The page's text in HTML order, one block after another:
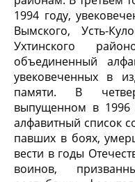
1994 году,
Вымского, Усть-
Ухтинского
объединенный
увековеченных в
памяти. В
выпущенном в 1996
алфавитный список
павших в боях,
вести в годы
воинов,